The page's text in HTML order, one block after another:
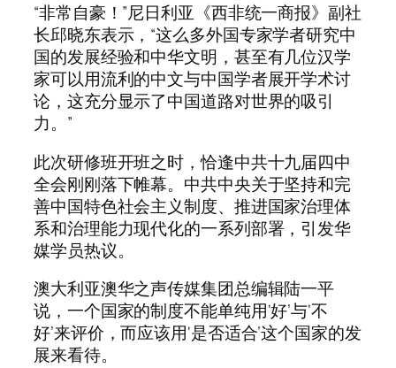
“非常自豪！”尼日利亚《西非统一商报》副社
长邱晓东表示，“这么多外国专家学者研究中
国的发展经验和中华文明，甚至有几位汉学
家可以用流利的中文与中国学者展开学术讨
论，这充分显示了中国道路对世界的吸引
力。”
此次研修班开班之时，恰逢中共十九届四中
全会刚刚落下帷幕。中共中央关于坚持和完
善中国特色社会主义制度、推进国家治理体
系和治理能力现代化的一系列部署，引发华
媒学员热议。
澳大利亚澳华之声传媒集团总编辑陆一平
说，一个国家的制度不能单纯用‘好’与‘不
好’来评价，而应该用‘是否适合’这个国家的发
展来看待。